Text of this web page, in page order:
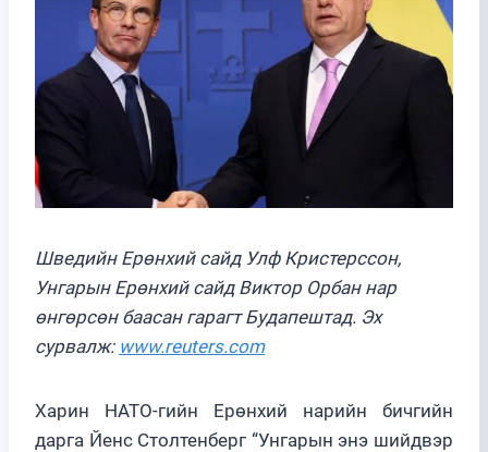
Шведийн Ерөнхий сайд Улф Кристерссон,
Унгарын Ерөнхий сайд Виктор Орбан нар
өнгөрсөн баасан гарагт Будапештад. Эх
сурвалж: www.reuters.com
Харин НАТО-гийн Ерөнхий нарийн бичгийн
дарга Йенс Столтенберг “Унгарын энэ шийдвэр